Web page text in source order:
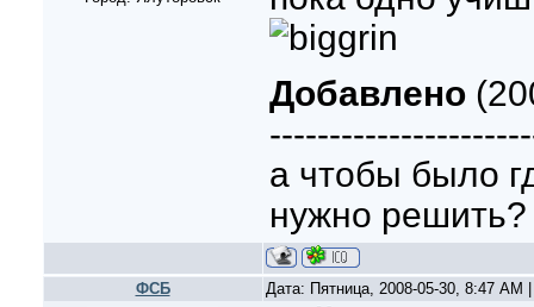
Добавлено
а чтобы было
нужно решить?
ФСБ Дата: Пятница, 2008-05-30, 8:47